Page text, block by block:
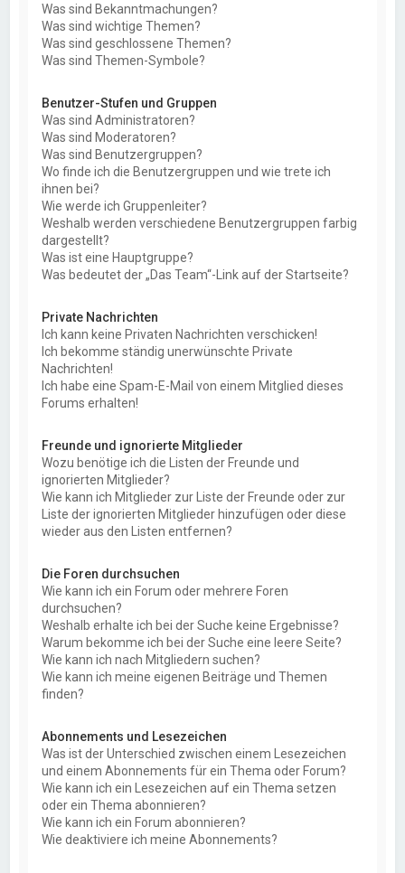
Was sind Bekanntmachungen?
Was sind wichtige Themen?
Was sind geschlossene Themen?
Was sind Themen-Symbole?
Benutzer-Stufen und Gruppen
Was sind Administratoren?
Was sind Moderatoren?
Was sind Benutzergruppen?
Wo finde ich die Benutzergruppen und wie trete ich
ihnen bei?
Wie werde ich Gruppenleiter?
Weshalb werden verschiedene Benutzergruppen farbig
dargestellt?
Was ist eine Hauptgruppe?
Was bedeutet der „Das Team“-Link auf der Startseite?
Private Nachrichten
Ich kann keine Privaten Nachrichten verschicken!
Ich bekomme ständig unerwünschte Private
Nachrichten!
Ich habe eine Spam-E-Mail von einem Mitglied dieses
Forums erhalten!
Freunde und ignorierte Mitglieder
Wozu benötige ich die Listen der Freunde und
ignorierten Mitglieder?
Wie kann ich Mitglieder zur Liste der Freunde oder zur
Liste der ignorierten Mitglieder hinzufügen oder diese
wieder aus den Listen entfernen?
Die Foren durchsuchen
Wie kann ich ein Forum oder mehrere Foren
durchsuchen?
Weshalb erhalte ich bei der Suche keine Ergebnisse?
Warum bekomme ich bei der Suche eine leere Seite?
Wie kann ich nach Mitgliedern suchen?
Wie kann ich meine eigenen Beiträge und Themen
finden?
Abonnements und Lesezeichen
Was ist der Unterschied zwischen einem Lesezeichen
und einem Abonnements für ein Thema oder Forum?
Wie kann ich ein Lesezeichen auf ein Thema setzen
oder ein Thema abonnieren?
Wie kann ich ein Forum abonnieren?
Wie deaktiviere ich meine Abonnements?